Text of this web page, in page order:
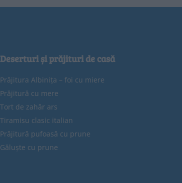
Deserturi și prăjituri de casă
Prăjitura Albinița – foi cu miere
Prăjitură cu mere
Tort de zahăr ars
Tiramisu clasic italian
Prăjitură pufoasă cu prune
Găluște cu prune